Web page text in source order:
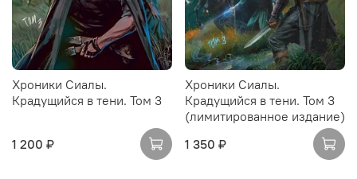
Хроники Сиалы.
Крадущийся в тени. Том 3
1 200 ₽
Хроники Сиалы.
Крадущийся в тени. Том 3
(лимитированное издание)
1 350 ₽